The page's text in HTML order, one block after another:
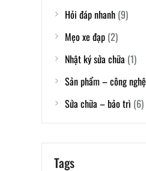
Hỏi đáp nhanh(9)
Mẹo xe đạp(2)
Nhật ký sửa chữa (1)
Sản phẩm – công nghệ
Sửa chữa – bảo trì (6)
Tags